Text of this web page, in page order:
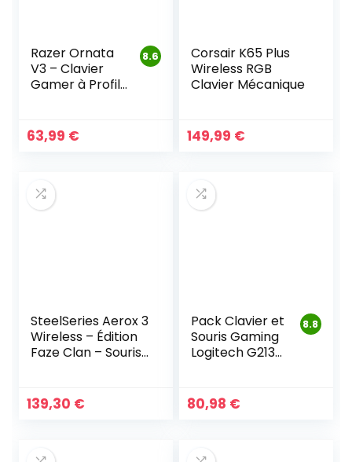
8.6
Razer Ornata
V3 – Clavier
Gamer à Profil
63,99 €
Corsair K65 Plus
Wireless RGB
Clavier Mécanique
149,99 €
SteelSeries Aerox 3
Wireless – Édition
Faze Clan – Souris
139,30 €
8.8
Pack Clavier et
Souris Gaming
Logitech G213
80,98 €